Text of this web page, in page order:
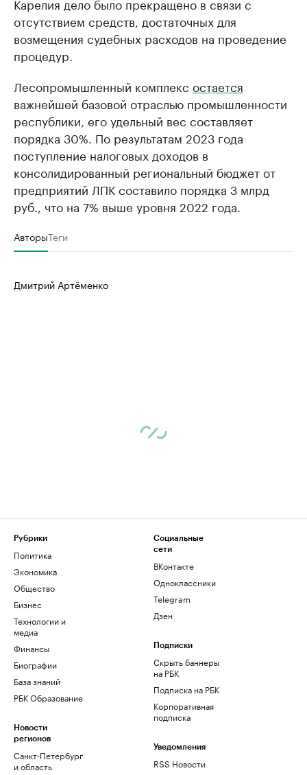
Карелия дело было прекращено в связи с
отсутствием средств, достаточных для
возмещения судебных расходов на проведение
процедур.
Лесопромышленный комплекс остается
важнейшей базовой отраслью промышленности
республики, его удельный вес составляет
порядка 30%. По результатам 2023 года
поступление налоговых доходов в
консолидированный региональный бюджет от
предприятий ЛПК составило порядка 3 млрд
руб., что на 7% выше уровня 2022 года.
АвторыТеги
Дмитрий Артёменко
Рубрики
Политика
Экономика
Общество
Бизнес
Технологии и
медиа
Финансы
Биографии
База знаний
РБК Образование
Новости
регионов
Санкт-Петербург
и область
Социальные
сети
ВКонтакте
Одноклассники
Telegram
Дзен
Подписки
Скрыть баннеры
на РБК
Подписка на РБК
Корпоративная
подписка
Уведомления
RSS Новости